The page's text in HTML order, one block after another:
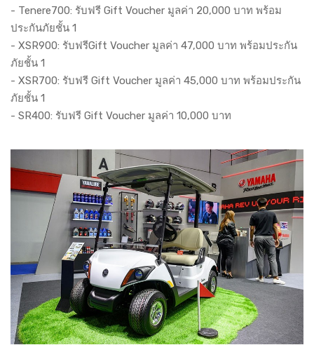
- Tenere700: รับฟรี Gift Voucher มูลค่า 20,000 บาท พร้อม
ประกันภัยชั้น 1
- XSR900: รับฟรีGift Voucher มูลค่า 47,000 บาท พร้อมประกัน
ภัยชั้น 1
- XSR700: รับฟรี Gift Voucher มูลค่า 45,000 บาท พร้อมประกัน
ภัยชั้น 1
- SR400: รับฟรี Gift Voucher มูลค่า 10,000 บาท